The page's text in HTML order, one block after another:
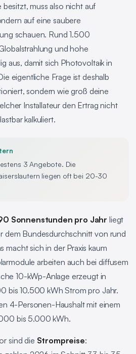
besitzt, muss also nicht auf
auf eine saubere
schauen. Rund 1.500
und hohe
aus, damit sich Photovoltaik in
eigentliche Frage ist deshalb
sondern wie groß deine
Installateur den Ertrag nicht
kalkuliert.
3 Angebote. Die
liegen oft bei 20-30
Sonnenstunden pro Jahr liegt
dem Bundesdurchschnitt von rund
macht sich in der Praxis kaum
arbeiten auch bei diffusem
10-kWp-Anlage erzeugt in
bis 10.500 kWh Strom pro Jahr.
4-Personen-Haushalt mit einem
bis 5.000 kWh.
sind die Strompreise: